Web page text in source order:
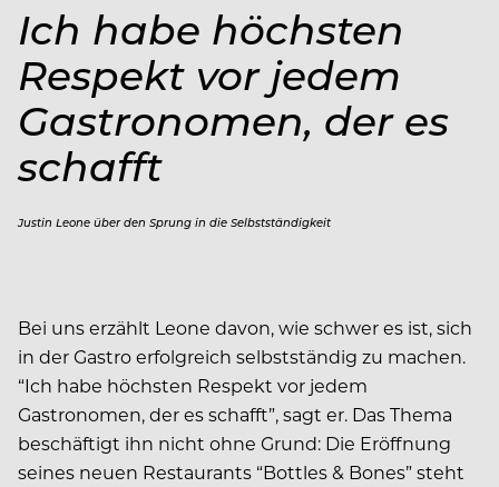
Ich habe höchsten
Respekt vor jedem
Gastronomen, der es
schafft
Justin Leone über den Sprung in die Selbstständigkeit
Bei uns erzählt Leone davon, wie schwer es ist, sich
in der Gastro erfolgreich selbstständig zu machen.
“Ich habe höchsten Respekt vor jedem
Gastronomen, der es schafft”, sagt er. Das Thema
beschäftigt ihn nicht ohne Grund: Die Eröffnung
seines neuen Restaurants “Bottles & Bones” steht